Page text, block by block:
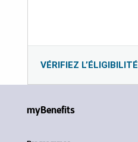
VÉRIFIEZ L’ÉLIGIBILITÉ
myBenefits